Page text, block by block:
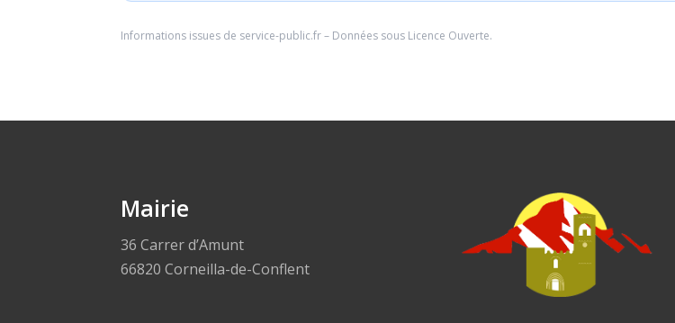
Informations issues de service-public.fr– Données sous Licence Ouverte.
Mairie
36 Carrer d’Amunt
66820 Corneilla-de-Conflent